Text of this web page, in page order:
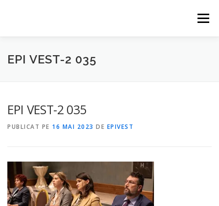
Meniu
HOME EVENIMENTE
EPI VEST-2 035
EPI VEST-2 035
PUBLICAT PE 16 MAI 2023 DE EPIVEST